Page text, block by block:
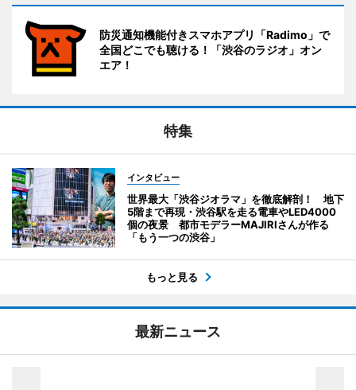
防災通知機能付きスマホアプリ「Radimo」で
全国どこでも聴ける！「渋谷のラジオ」オン
エア！
特集
インタビュー
世界最大「渋谷ジオラマ」を徹底解剖！ 地下
5階まで再現・渋谷駅を走る電車やLED4000
個の夜景 都市モデラーMAJIRIさんが作る
「もう一つの渋谷」
もっと見る
最新ニュース